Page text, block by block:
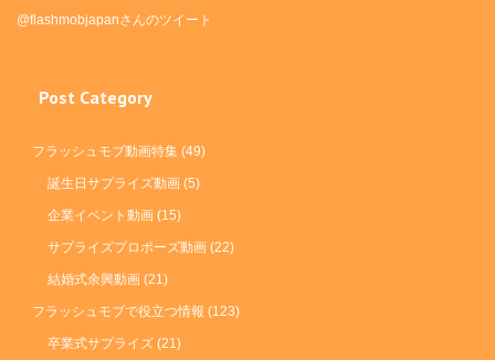
@flashmobjapanさんのツイート
Post Category
フラッシュモブ動画特集 (49)
誕生日サプライズ動画 (5)
企業イベント動画 (15)
サプライズプロポーズ動画 (22)
結婚式余興動画 (21)
フラッシュモブで役立つ情報 (123)
卒業式サプライズ (21)